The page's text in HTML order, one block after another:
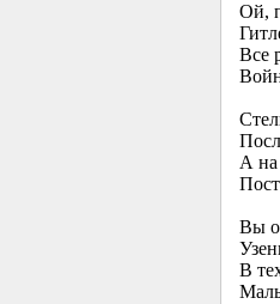
Ой,
Все
А на
Вы
В